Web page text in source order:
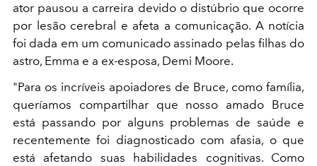
ator pausou a carreira devido o distúbrio que ocorre
por lesão cerebral e afeta a comunicação. A notícia
foi dada em um comunicado assinado pelas filhas do
astro, Emma e a ex-esposa, Demi Moore.
"Para os incríveis apoiadores de Bruce, como família,
queríamos compartilhar que nosso amado Bruce
está passando por alguns problemas de saúde e
recentemente foi diagnosticado com afasia, o que
está afetando suas habilidades cognitivas. Como